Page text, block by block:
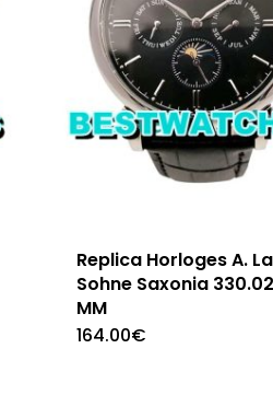
Replica Horloges A.
Sohne Saxonia
MM
164.00€